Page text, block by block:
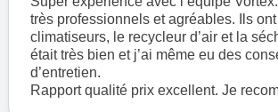
très professionnels et agréables. Ils
climatiseurs, le recycleur d’air et la
était très bien et j’ai même eu des
d’entretien.
Rapport qualité prix excellent. Je